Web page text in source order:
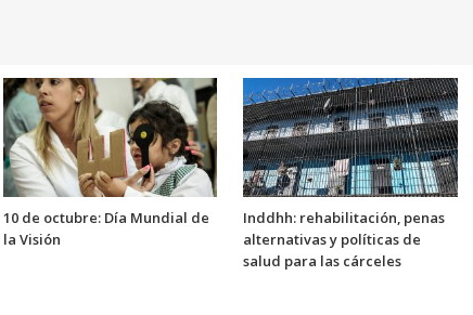
10 de octubre: Día Mundial de
la Visión
Inddhh: rehabilitación, penas
alternativas y políticas de
salud para las cárceles